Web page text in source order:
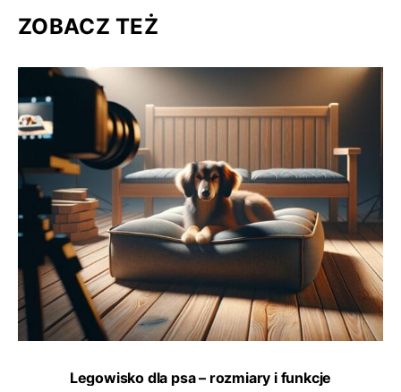
ZOBACZ TEŻ
Legowisko dla psa – rozmiary i funkcje